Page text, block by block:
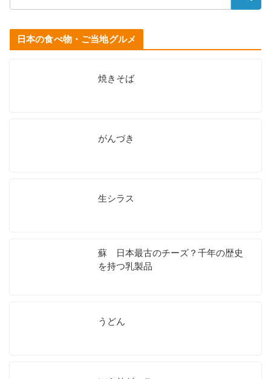
日本の食べ物・ご当地グルメ
焼きそば
がんづき
生シラス
蘇 日本最古のチーズ？千年の歴史
を持つ乳製品
うどん